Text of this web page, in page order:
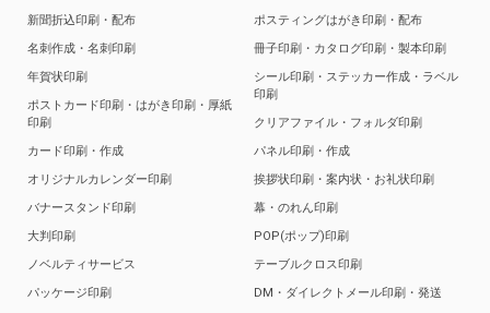
新聞折込印刷・配布
名刺作成・名刺印刷
年賀状印刷
ポストカード印刷・はがき印刷・厚紙
印刷
カード印刷・作成
オリジナルカレンダー印刷
バナースタンド印刷
大判印刷
ノベルティサービス
パッケージ印刷
ポスティングはがき印刷・配布
冊子印刷・カタログ印刷・製本印刷
シール印刷・ステッカー作成・ラベル
印刷
クリアファイル・フォルダ印刷
パネル印刷・作成
挨拶状印刷・案内状・お礼状印刷
幕・のれん印刷
POP(ポップ)印刷
テーブルクロス印刷
DM・ダイレクトメール印刷・発送